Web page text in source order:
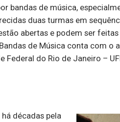
bandas de música,
duas turmas em
abertas e podem ser
de Música conta com
Federal do Rio de Janeiro –
décadas pela